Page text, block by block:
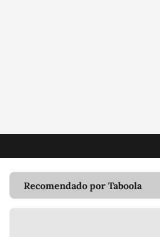
Recomendado por Taboola